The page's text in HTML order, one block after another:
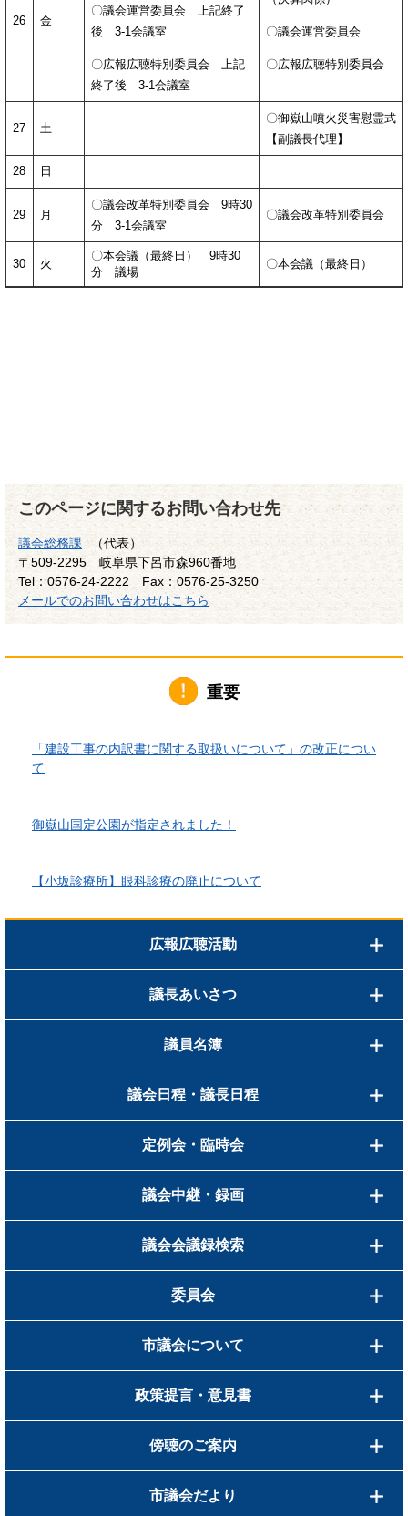
26 金
〇議会運営委員会 上記終了
後 3-1会議室
〇広報広聴特別委員会 上記
終了後 3-1会議室
〇議会運営委員会
〇広報広聴特別委員会
27 土
〇御嶽山噴火災害慰霊式
【副議長代理】
28 日
29 月
〇議会改革特別委員会 9時30
分 3-1会議室
〇議会改革特別委員会
30 火
〇本会議（最終日） 9時30
分 議場
〇本会議（最終日）
このページに関するお問い合わせ先
議会総務課
（代表）
〒509-2295
岐阜県下呂市森960番地
Tel：0576-24-2222
Fax：0576-25-3250
メールでのお問い合わせはこちら
重要
「建設工事の内訳書に関する取扱いについて」の改正につい
て
御嶽山国定公園が指定されました！
【小坂診療所】眼科診療の廃止について
広報広聴活動
議長あいさつ
議員名簿
議会日程・議長日程
定例会・臨時会
議会中継・録画
議会会議録検索
委員会
市議会について
政策提言・意見書
傍聴のご案内
市議会だより